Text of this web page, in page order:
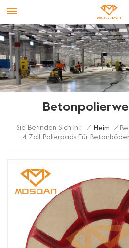
Sie Befinden Sich In : / Heim /
4-Zoll-Polierpads Für